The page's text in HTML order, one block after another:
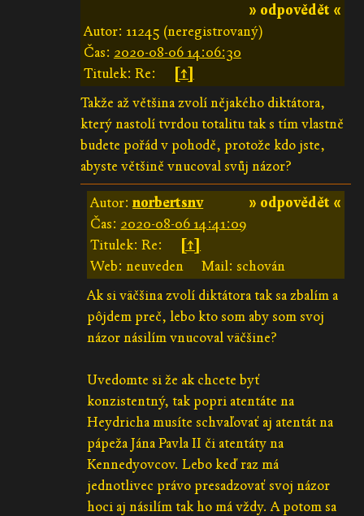
» odpovědět «
Autor: 11245 (neregistrovaný)
Čas: 2020-08-06 14:06:30
Titulek: Re:
[↑]
Takže až většina zvolí nějakého diktátora,
který nastolí tvrdou totalitu tak s tím vlastně
budete pořád v pohodě, protože kdo jste,
abyste většině vnucoval svůj názor?
» odpovědět «
Autor:norbertsnv
Čas: 2020-08-06 14:41:09
Titulek: Re:
[↑]
Web: neuveden
Mail: schován
Ak si väčšina zvolí diktátora tak sa zbalím a
pôjdem preč, lebo kto som aby som svoj
názor násilím vnucoval väčšine?
Uvedomte si že ak chcete byť
konzistentný, tak popri atentáte na
Heydricha musíte schvaľovať aj atentát na
pápeža Jána Pavla II či atentáty na
Kennedyovcov. Lebo keď raz má
jednotlivec právo presadzovať svoj názor
hoci aj násilím tak ho má vždy. A potom sa